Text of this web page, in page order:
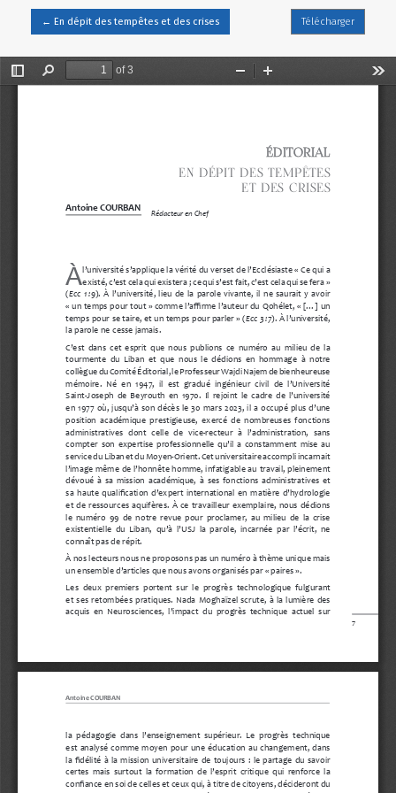
← Retourner aux informations sur l'article
En dépit des tempêtes et des crises Télécharger